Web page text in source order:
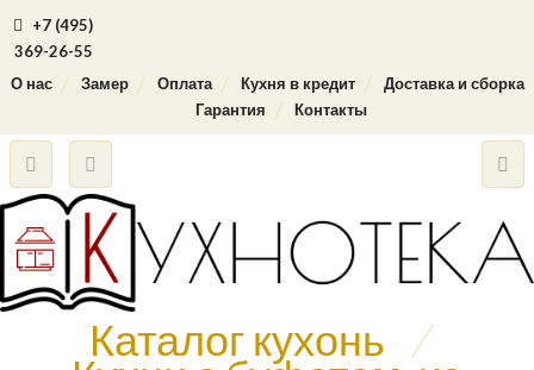
+7 (495)
369-26-55
О нас
Замер Оплата Кухня в кредит
Доставка и сборка
Гарантия
Контакты
Каталог кухонь /